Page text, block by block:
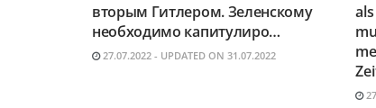
вторым Гитлером. Зеленскому
необходимо капитулиро…
27.07.2022 - UPDATED ON 31.07.2022